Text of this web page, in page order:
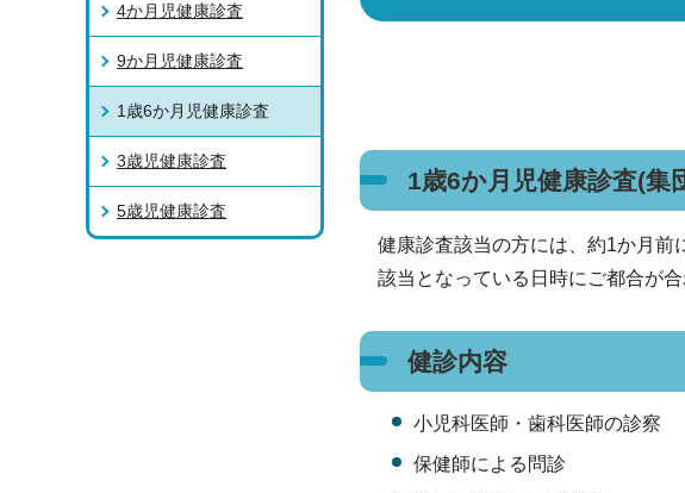
1歳6か月児健康診査(集
健康診査該当の方には、約1か月前
該当となっている日時にご都合が
健診内容
小児科医師・歯科医師の診察
保健師による問診
4か月児健康診査
9か月児健康診査
1歳6か月児健康診査
3歳児健康診査
5歳児健康診査